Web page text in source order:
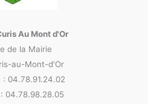
Au Mont d'Or
de la Mairie
au-Mont-d'Or
: 04.78.91.24.02
04.78.98.28.05